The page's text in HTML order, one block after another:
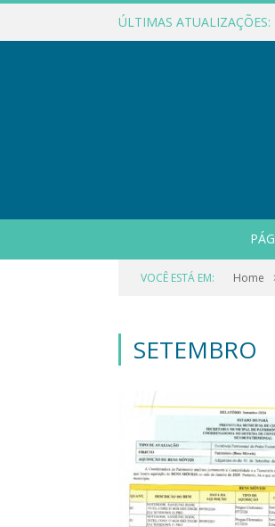
ÚLTIMAS ATUALIZAÇÕES:
VOCÊ ESTÁ EM: Home
SETEMBRO